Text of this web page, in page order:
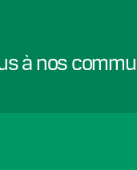
à nos